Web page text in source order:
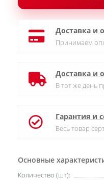
Основные
Количество (шт):
Доставка и
Принимаем
Доставка и
В тот же день
Гарантия и
Весь товар